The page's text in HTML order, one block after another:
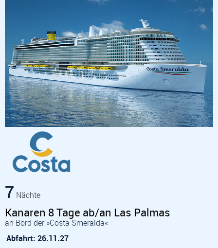
7 Nächte
Kanaren 8 Tage ab/an Las Palmas
an Bord der »Costa Smeralda«
Abfahrt: 26.11.27